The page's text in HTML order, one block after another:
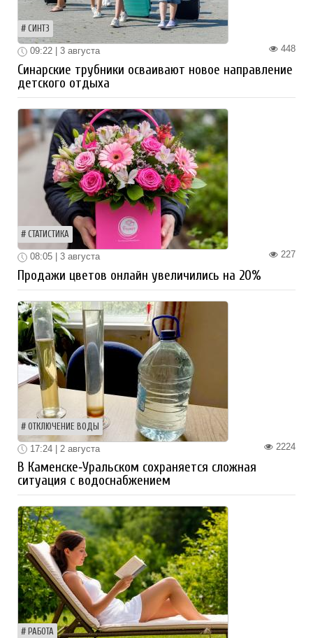
СИНТЗ
448
09:22 | 3 августа
Синарские трубники осваивают новое направление
детского отдыха
СТАТИСТИКА
227
08:05 | 3 августа
Продажи цветов онлайн увеличились на 20%
ОТКЛЮЧЕНИЕ ВОДЫ
2224
17:24 | 2 августа
В Каменске‑Уральском сохраняется сложная
ситуация с водоснабжением
РАБОТА